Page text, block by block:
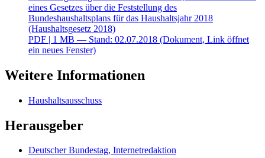
eines Gesetzes über die Feststellung des
Bundeshaushaltsplans für das Haushaltsjahr 2018
(Haushaltsgesetz 2018)
PDF | 1 MB — Stand: 02.07.2018 (Dokument, Link öffnet
ein neues Fenster)
Weitere Informationen
Haushaltsausschuss
Herausgeber
Deutscher Bundestag, Internetredaktion